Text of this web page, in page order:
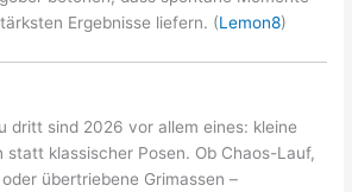
Ergebnisse liefern. (Lemon8)
dritt sind 2026 vor allem eines: kleine
statt klassischer Posen. Ob Chaos-Lauf,
übertriebene Grimassen –